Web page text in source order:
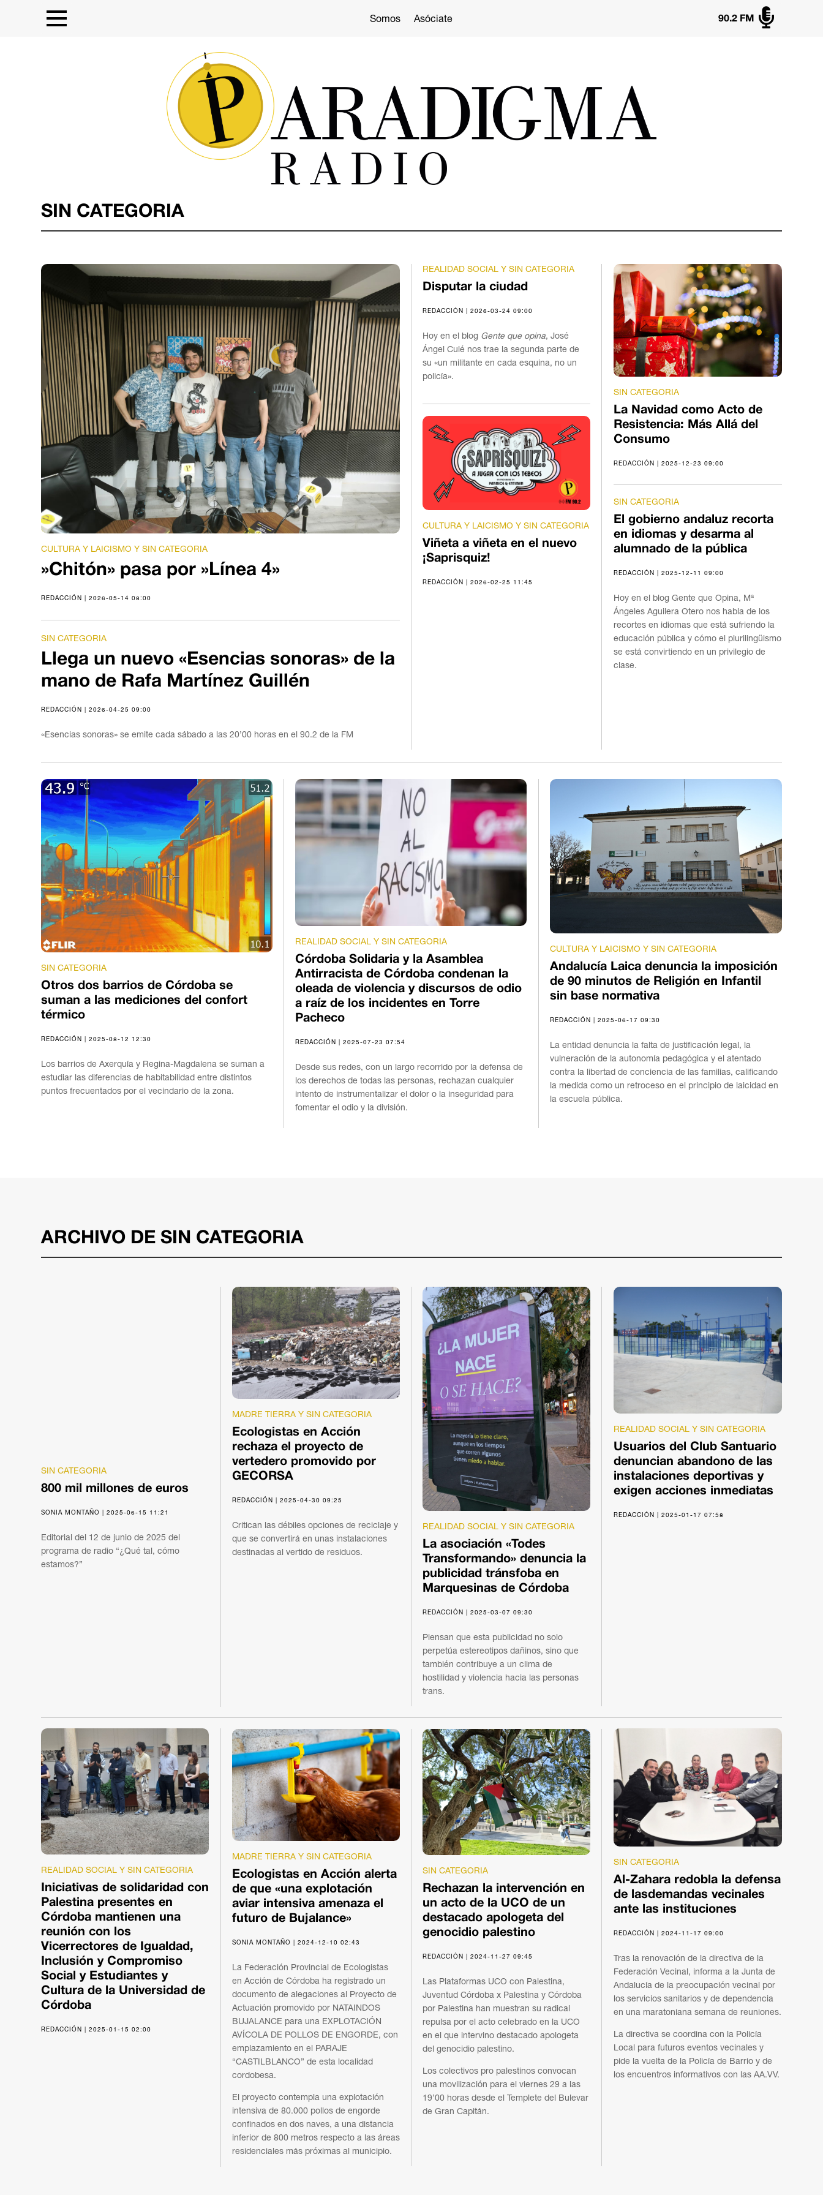
Somos Asóciate 
90.2 FM
SIN CATEGORIA
CULTURA Y LAICISMO Y SIN CATEGORIA
»Chitón» pasa por »Línea 4»
REDACCIÓN | 2026-05-14 08:00
SIN CATEGORIA
Llega un nuevo «Esencias sonoras» de la
mano de Rafa Martínez Guillén
REDACCIÓN | 2026-04-25 09:00
«Esencias sonoras» se emite cada sábado a las 20’00 horas en el 90.2 de la FM
REALIDAD SOCIAL Y SIN CATEGORIA
Disputar la ciudad
REDACCIÓN | 2026-03-24 09:00
Hoy en el blog Gente que opina, José
Ángel Culé nos trae la segunda parte de
su «un militante en cada esquina, no un
policía».
CULTURA Y LAICISMO Y SIN CATEGORIA
Viñeta a viñeta en el nuevo
¡Saprisquiz!
REDACCIÓN | 2026-02-25 11:45
SIN CATEGORIA
La Navidad como Acto de
Resistencia: Más Allá del
Consumo
REDACCIÓN | 2025-12-23 09:00
SIN CATEGORIA
El gobierno andaluz recorta
en idiomas y desarma al
alumnado de la pública
REDACCIÓN | 2025-12-11 09:00
Hoy en el blog Gente que Opina, Mª
Ángeles Aguilera Otero nos habla de los
recortes en idiomas que está sufriendo la
educación pública y cómo el plurilingüismo
se está convirtiendo en un privilegio de
clase.
SIN CATEGORIA
Otros dos barrios de Córdoba se
suman a las mediciones del confort
térmico
REDACCIÓN | 2025-08-12 12:30
Los barrios de Axerquía y Regina-Magdalena se suman a
estudiar las diferencias de habitabilidad entre distintos
puntos frecuentados por el vecindario de la zona.
REALIDAD SOCIAL Y SIN CATEGORIA
Córdoba Solidaria y la Asamblea
Antirracista de Córdoba condenan la
oleada de violencia y discursos de odio
a raíz de los incidentes en Torre
Pacheco
REDACCIÓN | 2025-07-23 07:54
Desde sus redes, con un largo recorrido por la defensa de
los derechos de todas las personas, rechazan cualquier
intento de instrumentalizar el dolor o la inseguridad para
fomentar el odio y la división.
CULTURA Y LAICISMO Y SIN CATEGORIA
Andalucía Laica denuncia la imposición
de 90 minutos de Religión en Infantil
sin base normativa
REDACCIÓN | 2025-06-17 09:30
La entidad denuncia la falta de justificación legal, la
vulneración de la autonomía pedagógica y el atentado
contra la libertad de conciencia de las familias, calificando
la medida como un retroceso en el principio de laicidad en
la escuela pública.
ARCHIVO DE SIN CATEGORIA
SIN CATEGORIA
800 mil millones de euros
SONIA MONTAÑO | 2025-06-15 11:21
Editorial del 12 de junio de 2025 del
programa de radio “¿Qué tal, cómo
estamos?”
MADRE TIERRA Y SIN CATEGORIA
Ecologistas en Acción
rechaza el proyecto de
vertedero promovido por
GECORSA
REDACCIÓN | 2025-04-30 09:25
Critican las débiles opciones de reciclaje y
que se convertirá en unas instalaciones
destinadas al vertido de residuos.
REALIDAD SOCIAL Y SIN CATEGORIA
La asociación «Todes
Transformando» denuncia la
publicidad tránsfoba en
Marquesinas de Córdoba
REDACCIÓN | 2025-03-07 09:30
Piensan que esta publicidad no solo
perpetúa estereotipos dañinos, sino que
también contribuye a un clima de
hostilidad y violencia hacia las personas
trans.
REALIDAD SOCIAL Y SIN CATEGORIA
Usuarios del Club Santuario
denuncian abandono de las
instalaciones deportivas y
exigen acciones inmediatas
REDACCIÓN | 2025-01-17 07:58
REALIDAD SOCIAL Y SIN CATEGORIA
Iniciativas de solidaridad con
Palestina presentes en
Córdoba mantienen una
reunión con los
Vicerrectores de Igualdad,
Inclusión y Compromiso
Social y Estudiantes y
Cultura de la Universidad de
Córdoba
REDACCIÓN | 2025-01-15 02:00
MADRE TIERRA Y SIN CATEGORIA
Ecologistas en Acción alerta
de que «una explotación
aviar intensiva amenaza el
futuro de Bujalance»
SONIA MONTAÑO | 2024-12-10 02:43
La Federación Provincial de Ecologistas
en Acción de Córdoba ha registrado un
documento de alegaciones al Proyecto de
Actuación promovido por NATAINDOS
BUJALANCE para una EXPLOTACIÓN
AVÍCOLA DE POLLOS DE ENGORDE, con
emplazamiento en el PARAJE
“CASTILBLANCO” de esta localidad
cordobesa.
El proyecto contempla una explotación
intensiva de 80.000 pollos de engorde
confinados en dos naves, a una distancia
inferior de 800 metros respecto a las áreas
residenciales más próximas al municipio.
SIN CATEGORIA
Rechazan la intervención en
un acto de la UCO de un
destacado apologeta del
genocidio palestino
REDACCIÓN | 2024-11-27 09:45
Las Plataformas UCO con Palestina,
Juventud Córdoba x Palestina y Córdoba
por Palestina han muestran su radical
repulsa por el acto celebrado en la UCO
en el que intervino destacado apologeta
del genocidio palestino.
Los colectivos pro palestinos convocan
una movilización para el viernes 29 a las
19’00 horas desde el Templete del Bulevar
de Gran Capitán.
SIN CATEGORIA
Al-Zahara redobla la defensa
de lasdemandas vecinales
ante las instituciones
REDACCIÓN | 2024-11-17 09:00
Tras la renovación de la directiva de la
Federación Vecinal, informa a la Junta de
Andalucía de la preocupación vecinal por
los servicios sanitarios y de dependencia
en una maratoniana semana de reuniones.
La directiva se coordina con la Policía
Local para futuros eventos vecinales y
pide la vuelta de la Policía de Barrio y de
los encuentros informativos con las AA.VV.